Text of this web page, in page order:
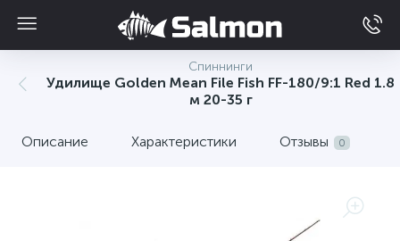
Спиннинги
Удилище Golden Mean File Fish FF-180/9:1 Red 1.8
м 20-35 г
Описание Характеристики Отзывы 0